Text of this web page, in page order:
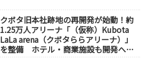
クボタ旧本社跡地の再開発が始動！約
1.25万人アリーナ「（仮称）Kubota
LaLa arena（クボタららアリーナ）」
を整備 ホテル・商業施設も開発へ